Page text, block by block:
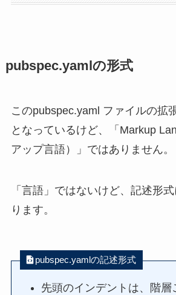
pubspec.yamlの形式
このpubspec.yaml ファイルの拡
となっているけど、「Markup
アップ言語）」ではありません。
「言語」ではないけど、記述形
ります。
pubspec.yamlの記述形式
先頭のインデントは、階層